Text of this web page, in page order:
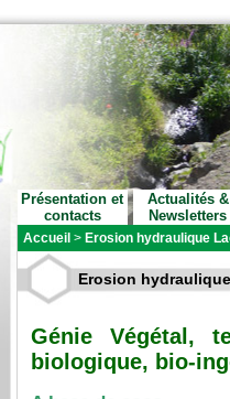
Présentation et
contacts
Actualités &
Newsletters
Accueil > Erosion hydraulique
Erosion
Génie Végétal,
biologique, bio-